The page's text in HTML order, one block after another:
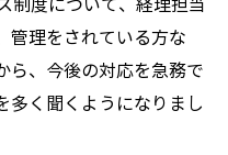
制度について、経理担当
管理をされている方な
ら、今後の対応を急務で
多く聞くようになりまし